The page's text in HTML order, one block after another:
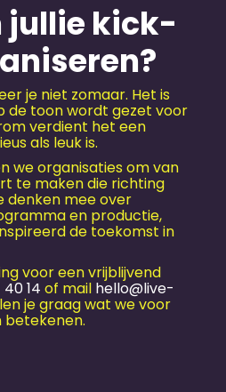
jullie kick-
je niet zomaar. Het is
de toon wordt gezet voor
verdient het een
als leuk is.
we organisaties om van
te maken die richting
denken mee over
en productie,
de toekomst in
voor een vrijblijvend
14 of mail hello@live-
je graag wat we voor
betekenen.